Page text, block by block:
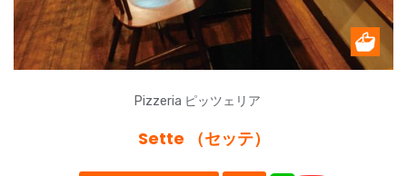
Pizzeria ピッツェリア
Sette （セッテ）